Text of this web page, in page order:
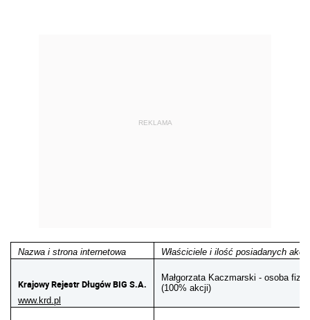
REKLAMA
Nazwa i strona internetowa Właściciele i ilość posiadanych
Krajowy Rejestr Długów BIG S.A.
www.krd.pl
Małgorzata Kaczmarski - osoba
(100% akcji)